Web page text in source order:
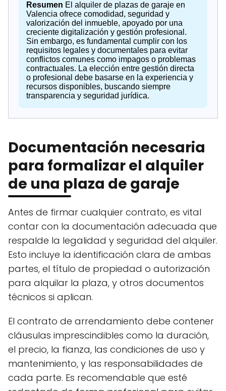
Resumen El alquiler de plazas de garaje en
Valencia ofrece comodidad, seguridad y
valorización del inmueble, apoyado por una
creciente digitalización y gestión profesional.
Sin embargo, es fundamental cumplir con los
requisitos legales y documentales para evitar
conflictos comunes como impagos o problemas
contractuales. La elección entre gestión directa
o profesional debe basarse en la experiencia y
recursos disponibles, buscando siempre
transparencia y seguridad jurídica.
Documentación necesaria
para formalizar el alquiler
de una plaza de garaje
Antes de firmar cualquier contrato, es vital
contar con la documentación adecuada que
respalde la legalidad y seguridad del alquiler.
Esto incluye la identificación clara de ambas
partes, el título de propiedad o autorización
para alquilar la plaza, y otros documentos
técnicos si aplican.
El contrato de arrendamiento debe contener
cláusulas imprescindibles como la duración,
el precio, la fianza, las condiciones de uso y
mantenimiento, y las responsabilidades de
cada parte. Es recomendable que esté